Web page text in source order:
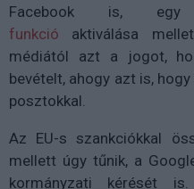
Facebook is,
funkció aktiválása
médiától azt a jogot,
bevételt, ahogy azt is,
posztokkal.
Az EU-s szankciókkal
mellett úgy tűnik, a
kormányzati kérését